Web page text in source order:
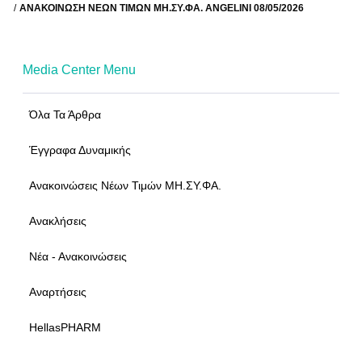
ΑΝΑΚΟΊΝΩΣΗ ΝΈΩΝ ΤΙΜΏΝ ΜΗ.ΣΥ.ΦΑ. ANGELINI 08/05/2026
Media Center Menu
Όλα Τα Άρθρα
Έγγραφα Δυναμικής
Ανακοινώσεις Νέων Τιμών ΜΗ.ΣΥ.ΦΑ.
Ανακλήσεις
Νέα - Ανακοινώσεις
Αναρτήσεις
HellasPHARM